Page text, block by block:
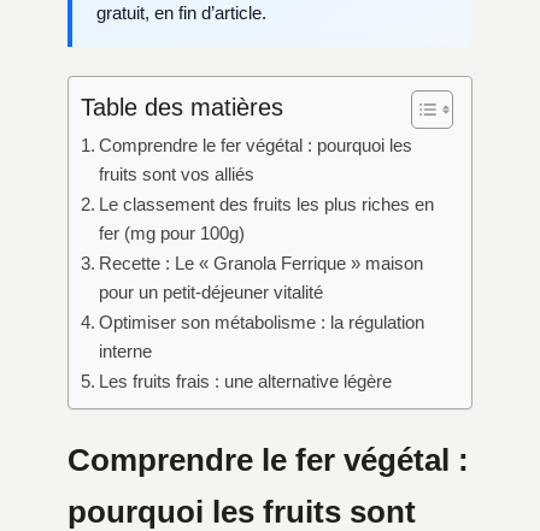
gratuit, en fin d’article.
Table des matières
Comprendre le fer végétal : pourquoi les
fruits sont vos alliés
Le classement des fruits les plus riches en
fer (mg pour 100g)
Recette : Le « Granola Ferrique » maison
pour un petit-déjeuner vitalité
Optimiser son métabolisme : la régulation
interne
Les fruits frais : une alternative légère
Comprendre le fer végétal :
pourquoi les fruits sont